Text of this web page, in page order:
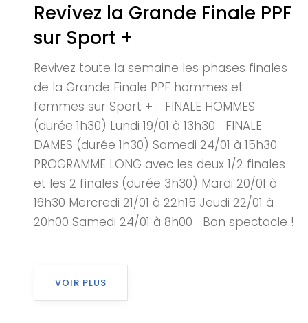
Revivez la Grande Finale PPF
sur Sport +
Revivez toute la semaine les phases finales
de la Grande Finale PPF hommes et
femmes sur Sport + : FINALE HOMMES
(durée 1h30) Lundi 19/01 à 13h30 FINALE
DAMES (durée 1h30) Samedi 24/01 à 15h30
PROGRAMME LONG avec les deux 1/2 finales
et les 2 finales (durée 3h30) Mardi 20/01 à
16h30 Mercredi 21/01 à 22h15 Jeudi 22/01 à
20h00 Samedi 24/01 à 8h00 Bon spectacle !
VOIR PLUS